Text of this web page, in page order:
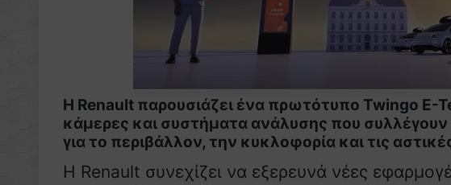
Η Renault παρουσιάζει ένα πρωτότυπο Twingo E-
κάμερες και συστήματα ανάλυσης που συλλέγουν
για το περιβάλλον, την κυκλοφορία και τις
Η Renault συνεχίζει να εξερευνά νέες